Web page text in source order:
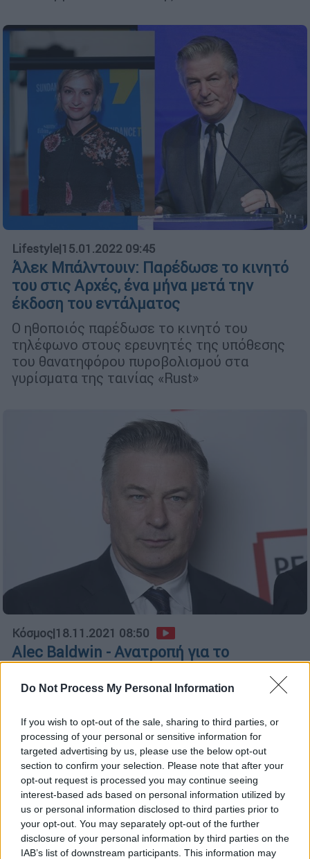
Do Not Process My Personal Information
If you wish to opt-out of the sale, sharing to third parties, or
processing of your personal or sensitive information for
targeted advertising by us, please use the below opt-out
section to confirm your selection. Please note that after your
opt-out request is processed you may continue seeing
interest-based ads based on personal information utilized by
us or personal information disclosed to third parties prior to
your opt-out. You may separately opt-out of the further
disclosure of your personal information by third parties on the
IAB’s list of downstream participants. This information may
Lifestyle|15.01.2022 09:45
Άλεκ Μπάλντουιν: Παρέδωσε το κινητό
του στις Αρχές, ένα μήνα μετά την
έκδοση του εντάλματος
Ο ηθοποιός παρέδωσε το κινητό του
τηλέφωνο στους ερευνητές της υπόθεσης
του θανατηφόρου πυροβολισμού στα
γυρίσματα της ταινίας «Rust»
Κόσμος|18.11.2021 08:50
Alec Baldwin - Ανατροπή για το
προέβλεπε πυροβολισμό το σενάριο»
ισχυριζόμενη ότι το σενάριο δεν προέβλεπε
πυροβολισμό, κατέθεσε αγωγή σε βάρος του
ηθοποιού